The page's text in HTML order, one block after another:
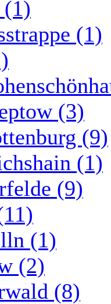
(1)
(1)
(3)
(9)
(1)
(9)
(1)
(2)
(8)